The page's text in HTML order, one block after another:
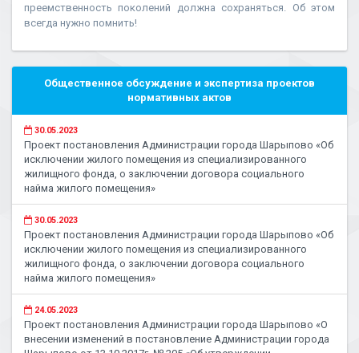
преемственность поколений должна сохраняться. Об этом
всегда нужно помнить!
Общественное обсуждение и экспертиза проектов
нормативных актов
30.05.2023
Проект постановления Администрации города Шарыпово «Об
исключении жилого помещения из специализированного
жилищного фонда, о заключении договора социального
найма жилого помещения»
30.05.2023
Проект постановления Администрации города Шарыпово «Об
исключении жилого помещения из специализированного
жилищного фонда, о заключении договора социального
найма жилого помещения»
24.05.2023
Проект постановления Администрации города Шарыпово «О
внесении изменений в постановление Администрации города